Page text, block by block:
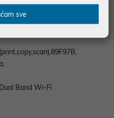
Band Wi-Fi
sve